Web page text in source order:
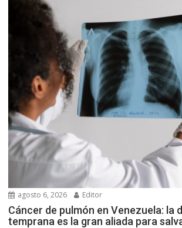
agosto 6, 2026 Editor
Cáncer de pulmón en Venezuela: la
temprana es la gran aliada para